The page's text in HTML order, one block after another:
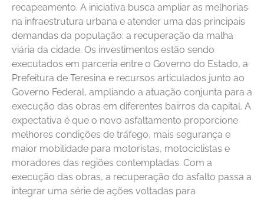
recapeamento. A iniciativa busca ampliar as melhorias
na infraestrutura urbana e atender uma das principais
demandas da população: a recuperação da malha
viária da cidade. Os investimentos estão sendo
executados em parceria entre o Governo do Estado, a
Prefeitura de Teresina e recursos articulados junto ao
Governo Federal, ampliando a atuação conjunta para a
execução das obras em diferentes bairros da capital. A
expectativa é que o novo asfaltamento proporcione
melhores condições de tráfego, mais segurança e
maior mobilidade para motoristas, motociclistas e
moradores das regiões contempladas. Com a
execução das obras, a recuperação do asfalto passa a
integrar uma série de ações voltadas para